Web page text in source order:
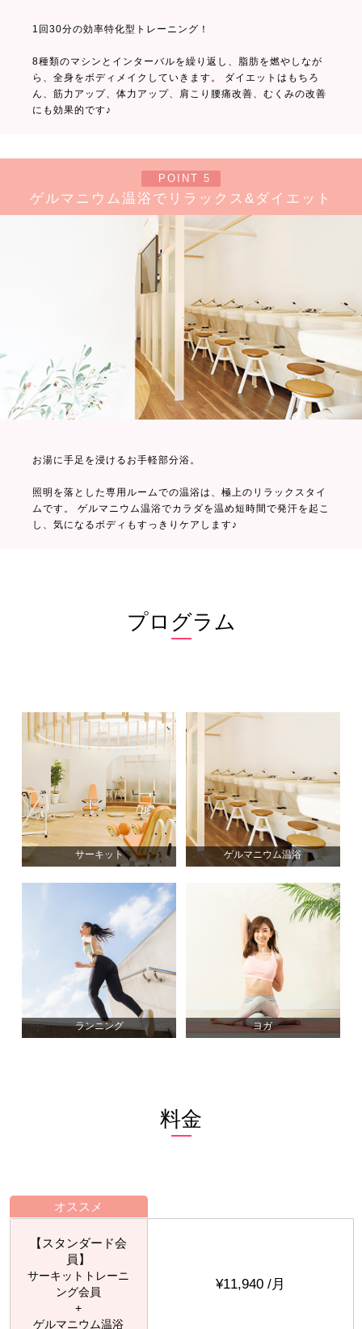
1回30分の効率特化型トレーニング！
8種類のマシンとインターバルを繰り返し、脂肪を燃やしなが
ら、全身をボディメイクしていきます。 ダイエットはもちろ
ん、筋力アップ、体力アップ、肩こり腰痛改善、むくみの改善
にも効果的です♪
POINT 5
ゲルマニウム温浴でリラックス&ダイエット
お湯に手足を浸けるお手軽部分浴。
照明を落とした専用ルームでの温浴は、極上のリラックスタイ
ムです。 ゲルマニウム温浴でカラダを温め短時間で発汗を起こ
し、気になるボディもすっきりケアします♪
プログラム
料金
オススメ
【スタンダード会
員】
サーキットトレーニ
ング会員
+
ゲルマニウム温浴
¥11,940 /月